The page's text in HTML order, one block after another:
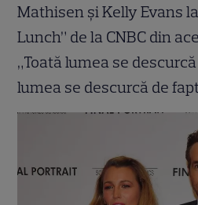
Mathisen și Kelly Evans
Lunch” de la CNBC din
„Toată lumea se
lumea se descurcă de